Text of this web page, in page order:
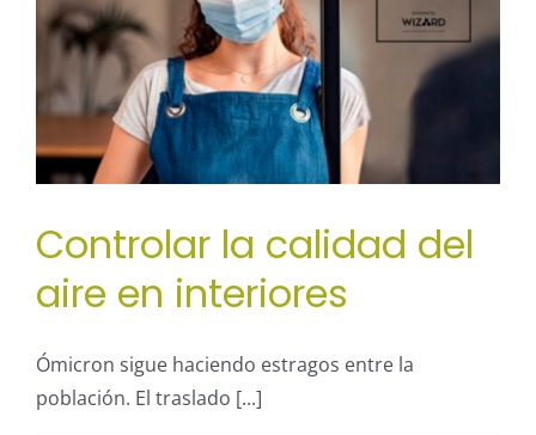
Controlar la calidad del
aire en interiores
Ómicron sigue haciendo estragos entre la
población. El traslado [...]